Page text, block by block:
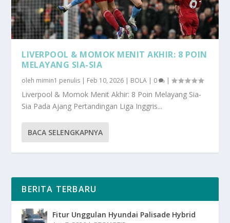
LIVERPOOL & MOMOK MENIT AKHIR: 8 POIN
MELAYANG SIA-SIA
oleh mimin1 penulis | Feb 10, 2026 | BOLA | 0 |
Liverpool & Momok Menit Akhir: 8 Poin Melayang Sia-
Sia Pada Ajang Pertandingan Liga Inggris...
BACA SELENGKAPNYA
BERITA TERBARU
Fitur Unggulan Hyundai Palisade Hybrid